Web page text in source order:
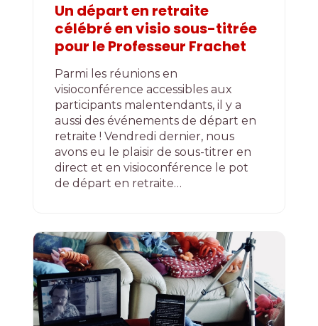
Un départ en retraite
célébré en visio sous-titrée
pour le Professeur Frachet
Parmi les réunions en
visioconférence accessibles aux
participants malentendants, il y a
aussi des événements de départ en
retraite ! Vendredi dernier, nous
avons eu le plaisir de sous-titrer en
direct et en visioconférence le pot
de départ en retraite…